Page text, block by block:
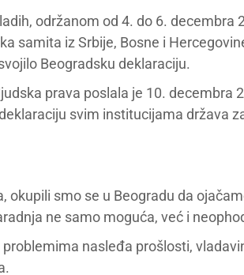
održanom od 4. do 6. decembra
samita iz Srbije, Bosne i
Beogradsku deklaraciju.
prava poslala je 10. decembra
svim institucijama država
okupili smo se u Beogradu da
ne samo moguća, već i
nasleđa prošlosti,